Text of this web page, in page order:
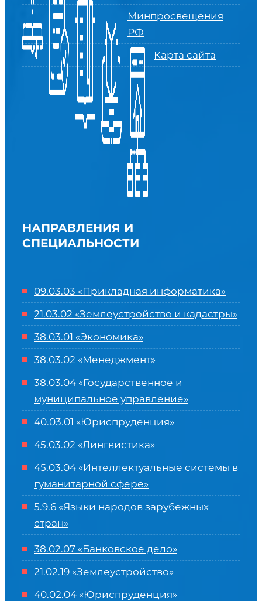
Минпросвещения
РФ
Карта сайта
НАПРАВЛЕНИЯ И
СПЕЦИАЛЬНОСТИ
09.03.03 «Прикладная информатика»
21.03.02 «Землеустройство и кадастры»
38.03.01 «Экономика»
38.03.02 «Менеджмент»
38.03.04 «Государственное и
муниципальное управление»
40.03.01 «Юриспруденция»
45.03.02 «Лингвистика»
45.03.04 «Интеллектуальные системы в
гуманитарной сфере»
5.9.6 «Языки народов зарубежных
стран»
38.02.07 «Банковское дело»
21.02.19 «Землеустройство»
40.02.04 «Юриспруденция»